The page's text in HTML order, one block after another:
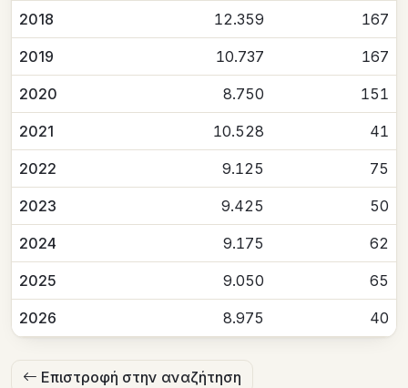
2018 12.359 167
2019 10.737 167
2020 8.750 151
2021 10.528 41
2022 9.125 75
2023 9.425 50
2024 9.175 62
2025 9.050 65
2026 8.975 40
Επιστροφή στην αναζήτηση